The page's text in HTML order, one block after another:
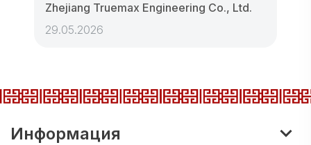
Zhejiang Truemax Engineering Co., Ltd.
29.05.2026
Информация